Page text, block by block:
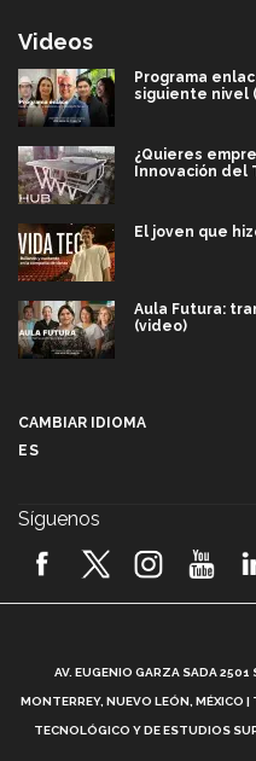
Videos
Programa
siguiente nivel
¿Quieres
Innovación del
El joven que
Aula Futura:
(video)
2026! (video)
¿Cómo es el
CAMBIAR IDIOMA
ES
Síguenos
AV. EUGENIO GARZA SADA
MONTERREY, NUEVO LEÓN,
TECNOLÓGICO Y DE ESTUDIOS